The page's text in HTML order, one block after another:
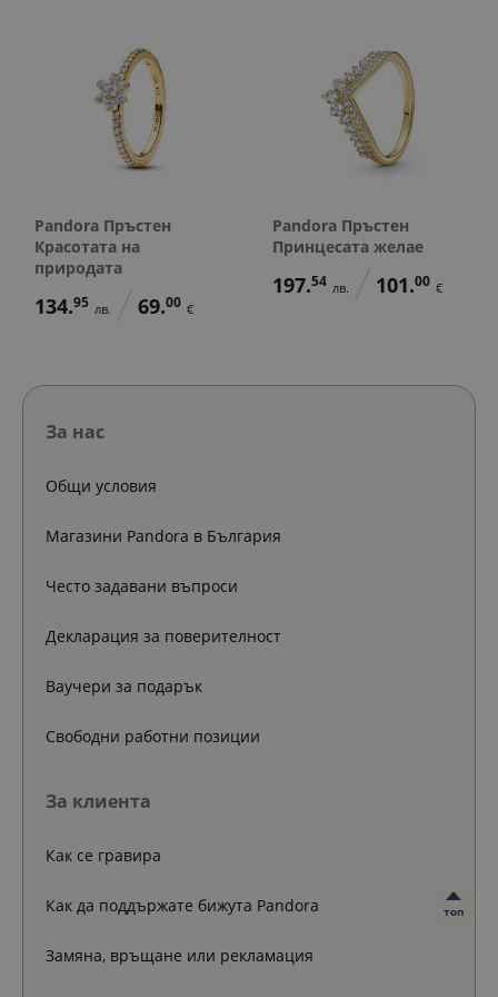
Pandora Пръстен
Красотата на
природата
134.95 лв. 69.00 €
Pandora Пръстен
Принцесата желае
197.54 лв. 101.00 €
топ
За нас
Общи условия
Магазини Pandora в България
Често задавани въпроси
Декларация за поверителност
Ваучери за подарък
Свободни работни позиции
За клиента
Как се гравира
Как да поддържате бижута Pandora
Замяна, връщане или рекламация